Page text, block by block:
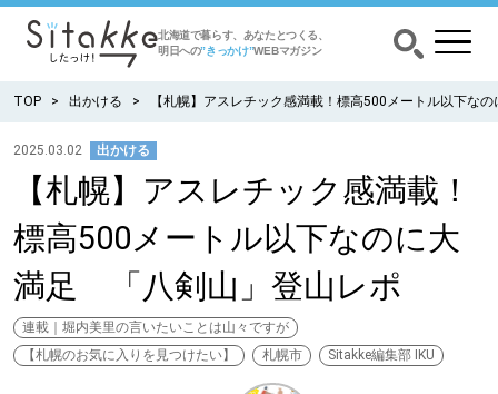
北海道で暮らす、あなたとつくる、
明日への”きっかけ”WEBマガジン
CATEGORY カテゴリー
食べる
出かける
TOP 出かける 【札幌】アスレチック感満載！標高500メートル以下な
2025.03.02 出かける
【札幌】アスレチック感満載！
標高500メートル以下なのに大
満足 「八剣山」登山レポ
連載｜堀内美里の言いたいことは山々ですが
【札幌のお気に入りを見つけたい】
札幌市 Sitakke編集部 IKU